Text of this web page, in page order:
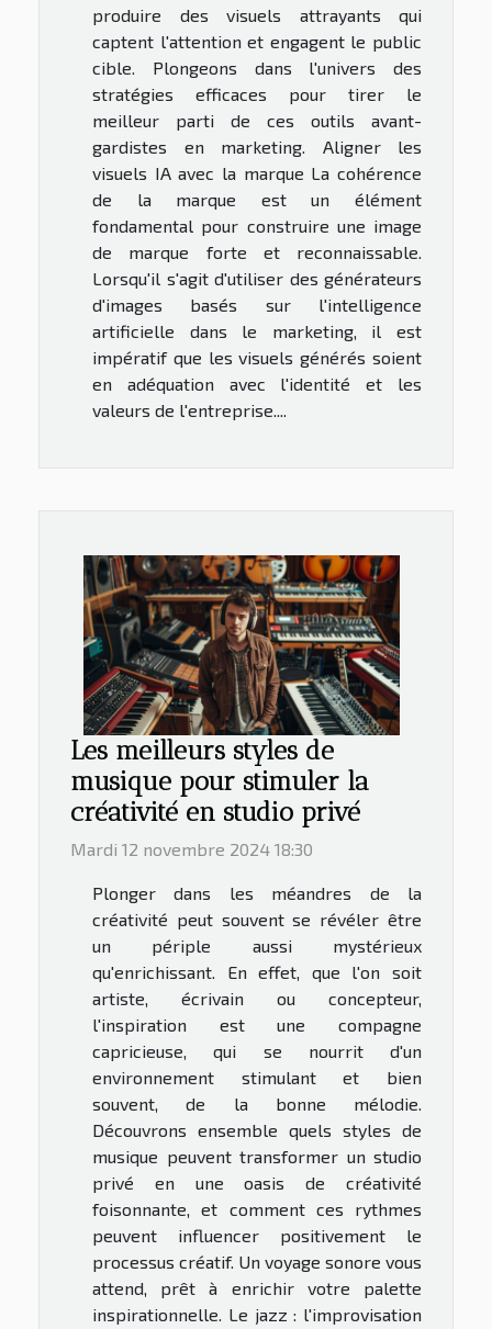
produire des visuels attrayants qui
captent l'attention et engagent le public
cible. Plongeons dans l'univers des
stratégies efficaces pour tirer le
meilleur parti de ces outils avant-
gardistes en marketing. Aligner les
visuels IA avec la marque La cohérence
de la marque est un élément
fondamental pour construire une image
de marque forte et reconnaissable.
Lorsqu'il s'agit d'utiliser des générateurs
d'images basés sur l'intelligence
artificielle dans le marketing, il est
impératif que les visuels générés soient
en adéquation avec l'identité et les
valeurs de l'entreprise....
Les meilleurs styles de
musique pour stimuler la
créativité en studio privé
Mardi 12 novembre 2024 18:30
Plonger dans les méandres de la
créativité peut souvent se révéler être
un périple aussi mystérieux
qu'enrichissant. En effet, que l'on soit
artiste, écrivain ou concepteur,
l'inspiration est une compagne
capricieuse, qui se nourrit d'un
environnement stimulant et bien
souvent, de la bonne mélodie.
Découvrons ensemble quels styles de
musique peuvent transformer un studio
privé en une oasis de créativité
foisonnante, et comment ces rythmes
peuvent influencer positivement le
processus créatif. Un voyage sonore vous
attend, prêt à enrichir votre palette
inspirationnelle. Le jazz : l'improvisation